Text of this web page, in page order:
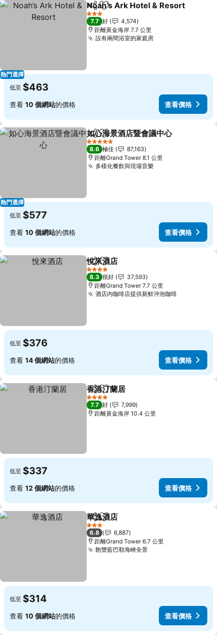
熱門選擇
分享 放到收藏夾
Noah’s Ark Hotel & Resort
3 星級
7.7 好
4,574
距離黃金海岸 7.7 公里
設有兩間浴室的家庭房查看價格
低至 $463
查看 10 個網站的價格 查看價格
熱門選擇
分享 放到收藏夾
如心海景酒店暨會議中心
5 星級
8.6 極佳
87,163
距離Grand Tower 8.1 公里
多樣化餐飲與現場音樂
低至 $577
查看 10 個網站的價格 查看價格
分享 放到收藏夾
悅來酒店
4 星級
8.3 很好
37,593
距離Grand Tower 7.7 公里
酒店內咖啡店提供新鮮沖泡咖啡查看價格
低至 $376
查看 14 個網站的價格 查看價格
分享 放到收藏夾
香港汀蘭居
4 星級
7.7 好
7,999
距離黃金海岸 10.4 公里
低至 $337
查看 12 個網站的價格 查看價格
分享 放到收藏夾
華逸酒店
3 星級
6.8
6,887
距離Grand Tower 6.7 公里
飽覽藍巴勒海峽全景查看價格
低至 $314
查看 10 個網站的價格 查看價格